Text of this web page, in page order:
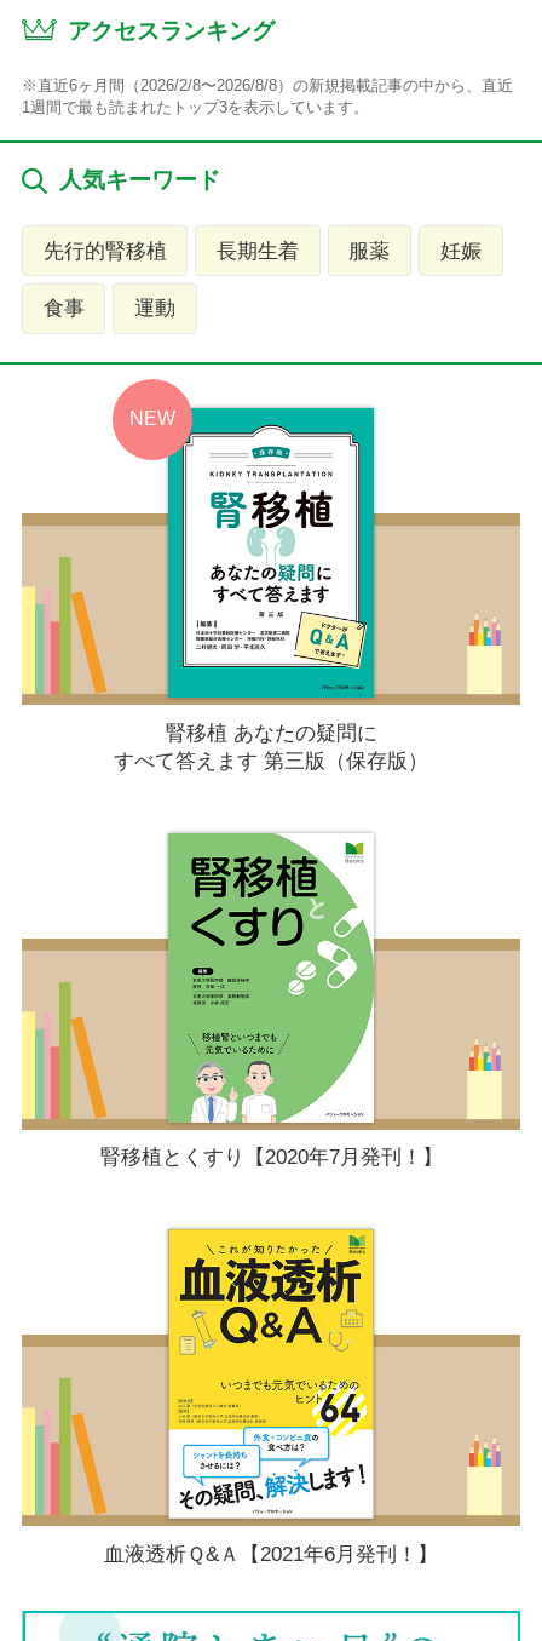
アクセスランキング
※直近6ヶ月間（2026/2/8〜2026/8/8）の新規掲載記事の中から、直近
1週間で最も読まれたトップ3を表示しています。
人気キーワード
先行的腎移植 長期生着 服薬 妊娠
食事 運動
腎移植 あなたの疑問に
すべて答えます 第三版（保存版）
腎移植とくすり【2020年7月発刊！】
血液透析Ｑ&Ａ【2021年6月発刊！】